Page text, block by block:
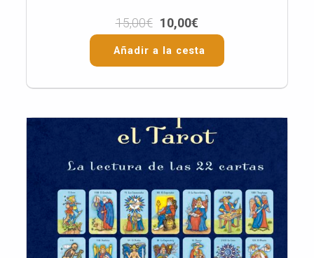
15,00€ 10,00€
Añadir a la cesta